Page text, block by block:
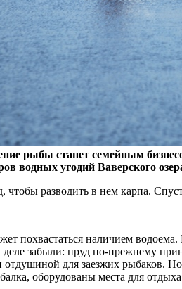
рыбы станет семейным
водных угодий Ваверского
чтобы разводить в нем карпа.
похвастаться наличием водоема.
забыли: пруд по-прежнему
для заезжих рыбаков. Но
оборудованы места для